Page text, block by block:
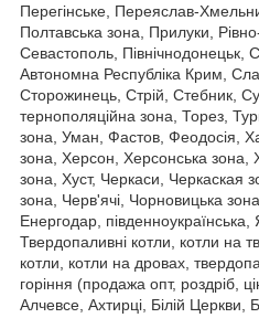
Перегінське, Переяслав-
Полтавська зона, Прилуки,
Севастополь,
Автономна Республіка Крим,
Сторожинець, Стрій, Стебник,
тернополяційна зона, Торез,
зона, Уман, Фастов, Феодосія,
зона, Херсон, Херсонська зона,
зона, Хуст, Черкаси, Черкаская
зона, Черв'ячі, Чорновицька
Енергодар,
Твердопаливні котли, котли на
котли, котли на дровах,
горіння (продажа опт, роздріб,
Алчевсе, Ахтирці, Білій Церкви,